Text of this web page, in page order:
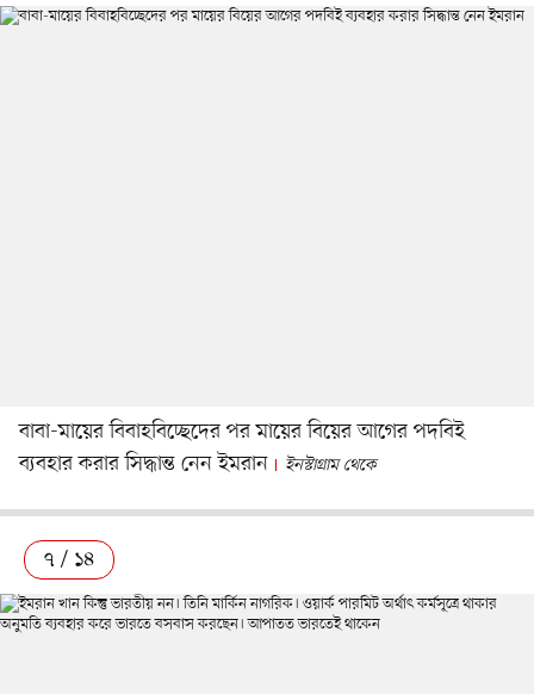
বাবা-মায়ের বিবাহবিচ্ছেদের পর মায়ের বিয়ের আগের পদবিই
ব্যবহার করার সিদ্ধান্ত নেন ইমরান
ইনস্টাগ্রাম থেকে
৭ / ১৪